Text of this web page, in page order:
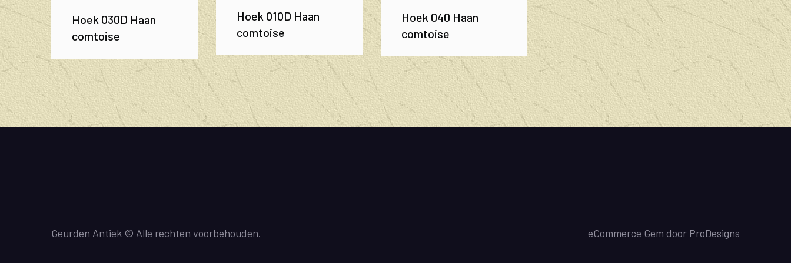
Hoek 030D Haan
comtoise
Hoek 010D Haan
comtoise
Hoek 040 Haan
comtoise
Geurden Antiek © Alle rechten voorbehouden. eCommerce Gem door ProDesigns